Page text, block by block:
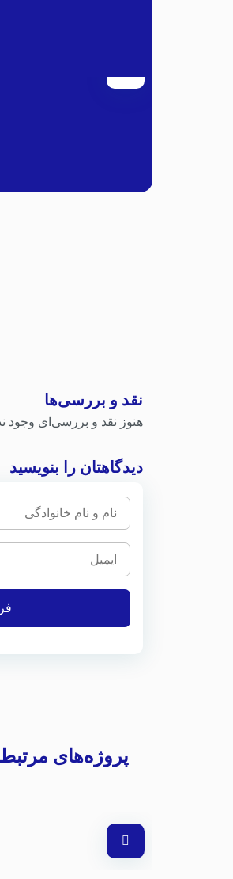
نقد و بررسی‌ها
هنوز نقد و بررسی‌ای وجود
دیدگاهتان را بنویسید
پروژه‌های مرتبط
شرکت البرز